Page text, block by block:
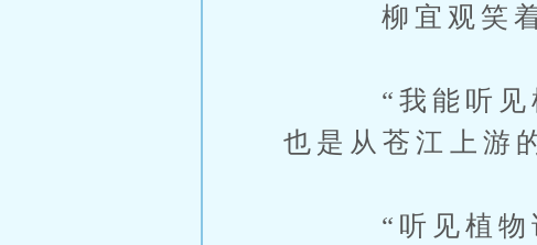
柳宜观笑着
“我能听见植
也是从苍江上游
“听见植物